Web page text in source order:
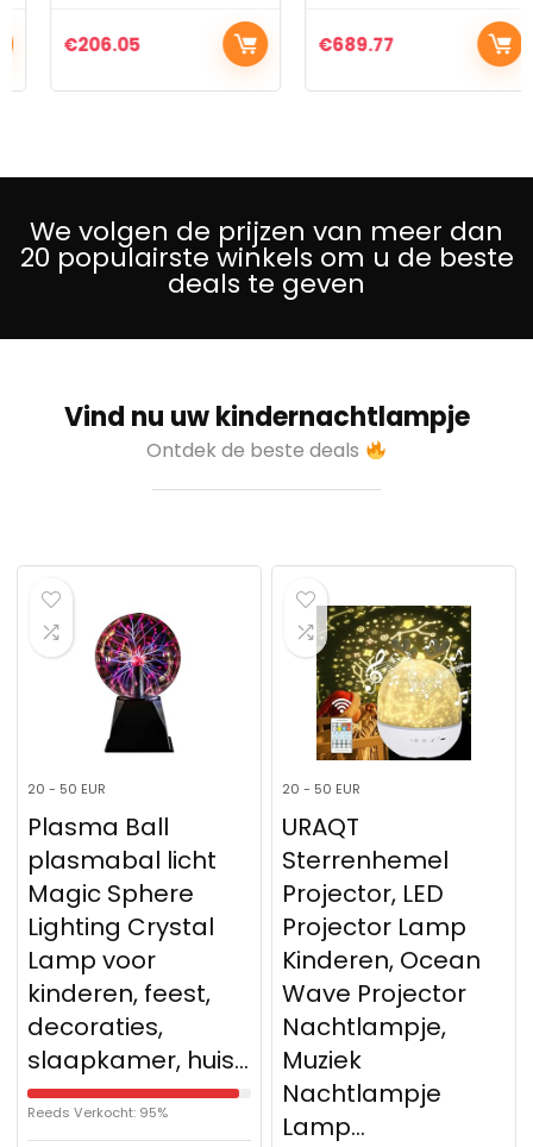
206.05 689.77
We volgen de prijzen van meer dan
20 populairste winkels om u de beste
deals te geven
Vind nu uw kindernachtlampje
Ontdek de beste deals
20 - 50 EUR
Plasma Ball
plasmabal licht
Magic Sphere
Lighting Crystal
Lamp voor
kinderen, feest,
decoraties,
slaapkamer, huis…
Reeds Verkocht: 95%
20 - 50 EUR
URAQT
Sterrenhemel
Projector, LED
Projector Lamp
Kinderen, Ocean
Wave Projector
Nachtlampje,
Muziek
Nachtlampje
Lamp…